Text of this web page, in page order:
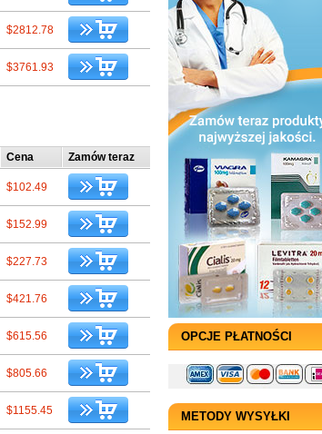
$2812.78
$3761.93
Cena Zamów teraz
$102.49
$152.99
$227.73
$421.76
$615.56
$805.66
$1155.45
OPCJE PŁATNOŚCI
METODY WYSYŁKI